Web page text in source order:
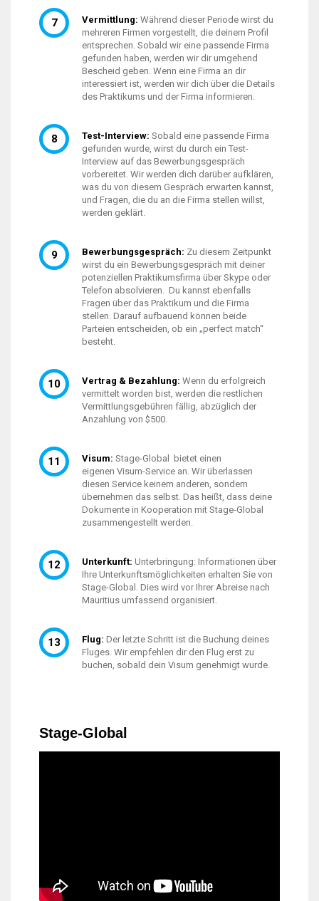
Vermittlung: Während dieser Periode wirst du
mehreren Firmen vorgestellt, die deinem Profil
entsprechen. Sobald wir eine passende Firma
gefunden haben, werden wir dir umgehend
Bescheid geben. Wenn eine Firma an dir
interessiert ist, werden wir dich über die Details
des Praktikums und der Firma informieren.
Test-Interview: Sobald eine passende Firma
gefunden wurde, wirst du durch ein Test-
Interview auf das Bewerbungsgespräch
vorbereitet. Wir werden dich darüber aufklären,
was du von diesem Gespräch erwarten kannst,
und Fragen, die du an die Firma stellen willst,
werden geklärt.
Bewerbungsgespräch: Zu diesem Zeitpunkt
wirst du ein Bewerbungsgespräch mit deiner
potenziellen Praktikumsfirma über Skype oder
Telefon absolvieren. Du kannst ebenfalls
Fragen über das Praktikum und die Firma
stellen. Darauf aufbauend können beide
Parteien entscheiden, ob ein „perfect match“
besteht.
Vertrag & Bezahlung: Wenn du erfolgreich
vermittelt worden bist, werden die restlichen
Vermittlungsgebühren fällig, abzüglich der
Anzahlung von $500.
Visum: Stage-Global bietet einen
eigenen Visum-Service an. Wir überlassen
diesen Service keinem anderen, sondern
übernehmen das selbst. Das heißt, dass deine
Dokumente in Kooperation mit Stage-Global
zusammengestellt werden.
Unterkunft: Unterbringung: Informationen über
Ihre Unterkunftsmöglichkeiten erhalten Sie von
Stage-Global. Dies wird vor Ihrer Abreise nach
Mauritius umfassend organisiert.
Flug: Der letzte Schritt ist die Buchung deines
Fluges. Wir empfehlen dir den Flug erst zu
buchen, sobald dein Visum genehmigt wurde.
Stage-Global